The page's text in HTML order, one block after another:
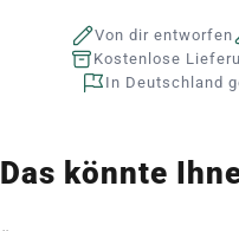
Von dir entworfen
Kostenlose
In Deutschland
Das könnte